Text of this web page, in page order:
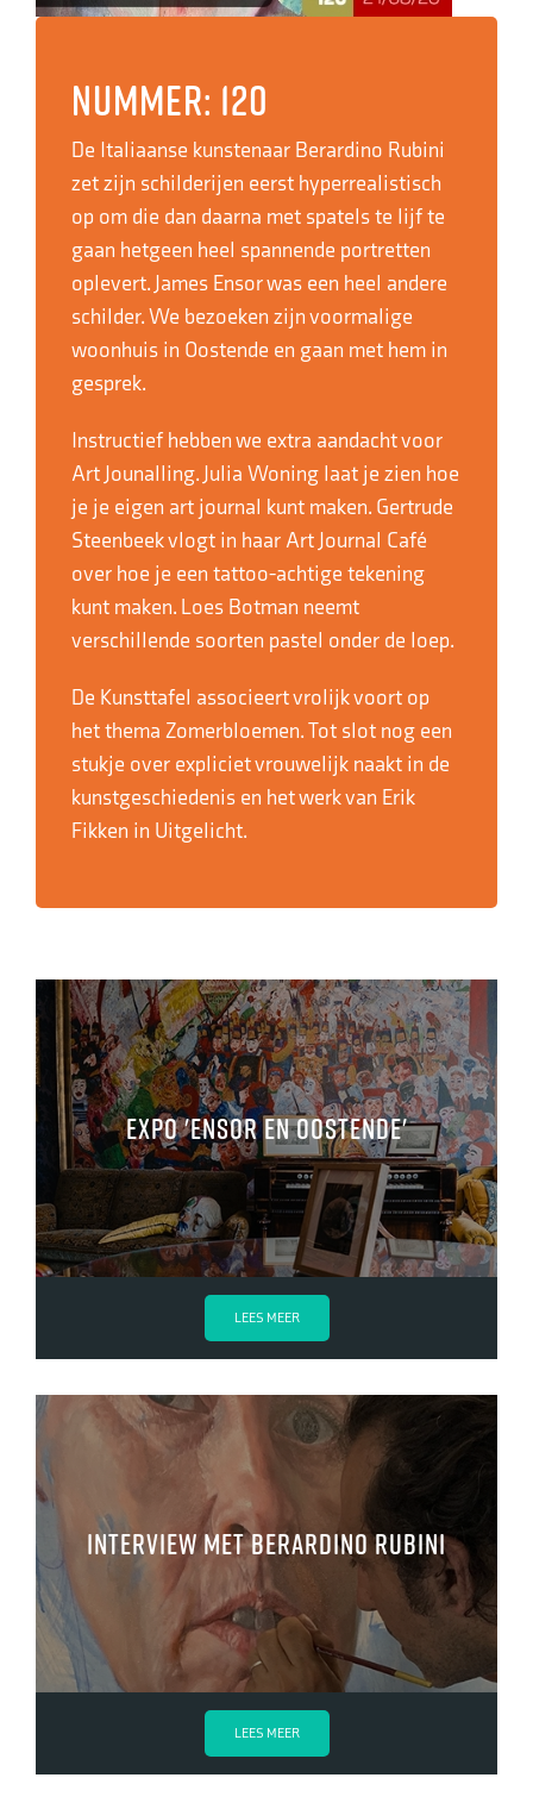
Nummer: 120
De Italiaanse kunstenaar Berardino Rubini
zet zijn schilderijen eerst hyperrealistisch
op om die dan daarna met spatels te lijf te
gaan hetgeen heel spannende portretten
oplevert. James Ensor was een heel andere
schilder. We bezoeken zijn voormalige
woonhuis in Oostende en gaan met hem in
gesprek.
Instructief hebben we extra aandacht voor
Art Jounalling. Julia Woning laat je zien hoe
je je eigen art journal kunt maken. Gertrude
Steenbeek vlogt in haar Art Journal Café
over hoe je een tattoo-achtige tekening
kunt maken. Loes Botman neemt
verschillende soorten pastel onder de loep.
De Kunsttafel associeert vrolijk voort op
het thema Zomerbloemen. Tot slot nog een
stukje over expliciet vrouwelijk naakt in de
kunstgeschiedenis en het werk van Erik
Fikken in Uitgelicht.
EXPO 'Ensor en Oostende'
LEES MEER
Interview met Berardino Rubini
LEES MEER